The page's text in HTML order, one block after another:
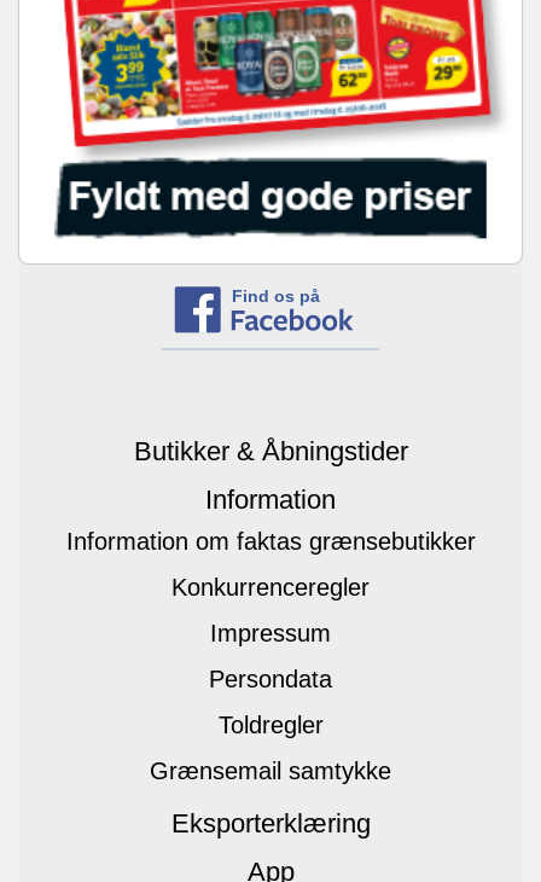
Find os på
Butikker & Åbningstider
Information
Information om faktas grænsebutikker
Konkurrenceregler
Impressum
Persondata
Toldregler
Grænsemail samtykke
Eksporterklæring
App